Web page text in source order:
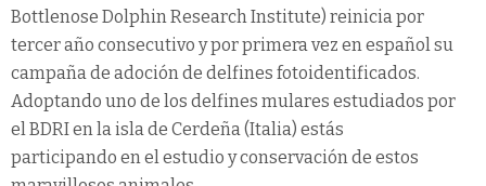
Bottlenose Dolphin Research Institute) reinicia por
tercer año consecutivo y por primera vez en español su
campaña de adoción de delfines fotoidentificados.
Adoptando uno de los delfines mulares estudiados por
el BDRI en la isla de Cerdeña (Italia) estás
participando en el estudio y conservación de estos